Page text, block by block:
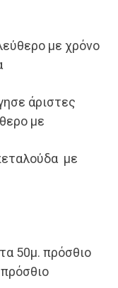
με χρόνο
άριστες
με
με
50μ. πρόσθιο